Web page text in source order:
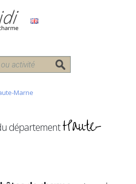
Marne
départementHaute-